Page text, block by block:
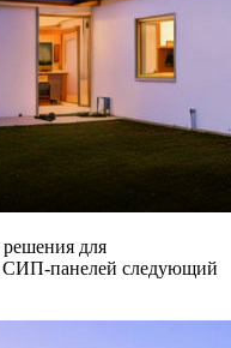
для
СИП-панелей следующий